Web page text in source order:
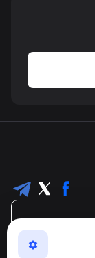
NumBuster
الرسائل